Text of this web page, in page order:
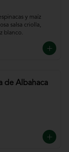
y maíz
salsa criolla,
blanco.
de Albahaca